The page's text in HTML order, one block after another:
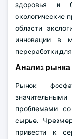
здоровья и
экологические
области
инновации в
переработки
Анализ
Рынок
проблемами
сырье.
привести к